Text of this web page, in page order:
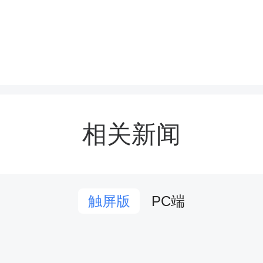
对抗进入白热化，三中前
相关新闻
触屏版 PC端